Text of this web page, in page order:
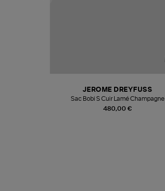
480,00 €
JEROME DREYFUSS
Sac Bobi S Cuir Lamé Champagne